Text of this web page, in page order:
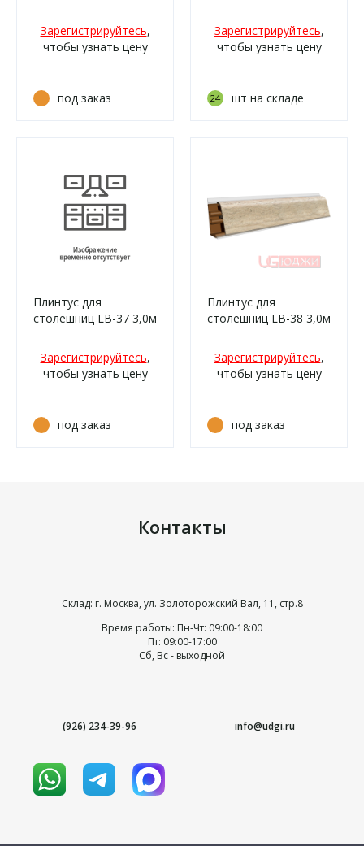
дерево (521г, 690м,
690г/339)
Зарегистрируйтесь,
чтобы узнать цену
под заказ
Зарегистрируйтесь,
чтобы узнать цену
24 шт на складе
Плинтус для
столешниц LB-37 3,0м
боттичино (/332)
Зарегистрируйтесь,
чтобы узнать цену
под заказ
Плинтус для
столешниц LB-38 3,0м
(0424м,911м/332)
Зарегистрируйтесь,
чтобы узнать цену
под заказ
Контакты
Склад: г. Москва, ул. Золоторожский Вал, 11, стр.8
Время работы: Пн-Чт: 09:00-18:00
Пт: 09:00-17:00
Сб, Вс - выходной
(926) 234-39-96 info@udgi.ru